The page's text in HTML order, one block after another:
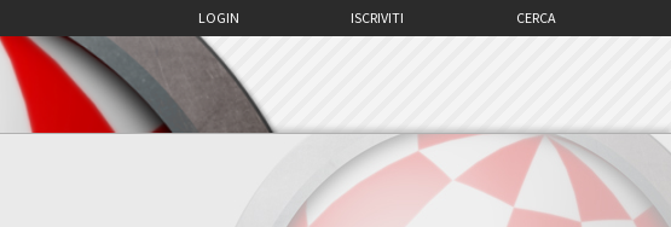
CERCA
ISCRIVITI
LOGIN